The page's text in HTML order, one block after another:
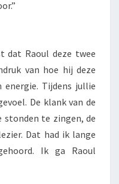
dat Raoul deze twee
van hoe hij deze
energie. Tijdens jullie
De klank van de
stonden te zingen, de
Dat had ik lange
Ik ga Raoul